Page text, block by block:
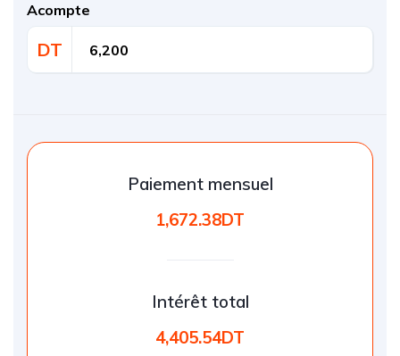
Acompte
DT
Paiement mensuel
1,672.38DT
Intérêt total
4,405.54DT